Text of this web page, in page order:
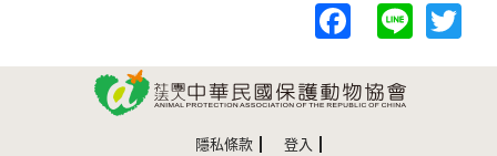
F
a
c
e
Li
n
隱私條款 登入